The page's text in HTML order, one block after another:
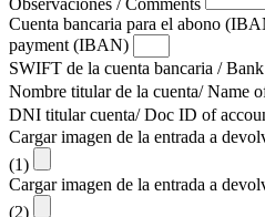
Cuenta bancaria para el abono
payment (IBAN)
SWIFT de la cuenta bancaria /
Nombre titular de la cuenta/ Name
DNI titular cuenta/ Doc ID of
Cargar imagen de la entrada a
(1)
Cargar imagen de la entrada a
(2)